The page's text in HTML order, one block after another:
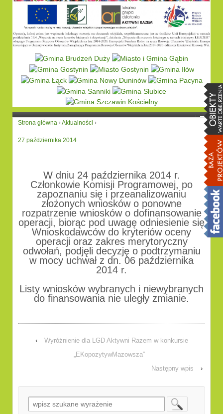
Strona główna ›Aktualności ›
27 października 2014
W dniu 24 października 2014 r.
Członkowie Komisji Programowej, po
zapoznaniu się i przeanalizowaniu
złożonych wniosków o ponowne
rozpatrzenie wniosków o dofinansowanie
operacji, biorąc pod uwagę odniesienie się
Wnioskodawców do kryteriów oceny
operacji oraz zakres merytoryczny
odwołań, podjęli decyzję o podtrzymaniu
w mocy uchwał z dn. 06 października
2014 r.
Listy wniosków wybranych i niewybranych
do finansowania nie uległy zmianie.
‹
Wyróżnienie dla LGD Aktywni Razem w konkursie
„EKopozytywMazowsza”
Następny wpis
›